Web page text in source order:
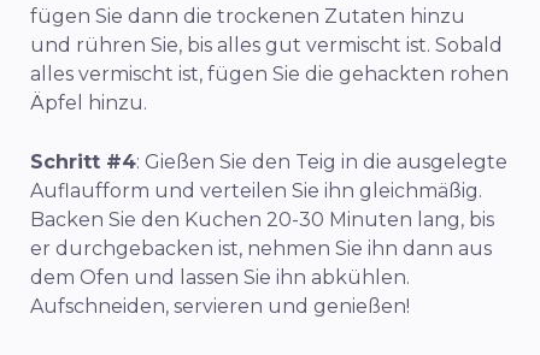
fügen Sie dann die trockenen Zutaten hinzu
und rühren Sie, bis alles gut vermischt ist. Sobald
alles vermischt ist, fügen Sie die gehackten rohen
Äpfel hinzu.
Schritt #4: Gießen Sie den Teig in die ausgelegte
Auflaufform und verteilen Sie ihn gleichmäßig.
Backen Sie den Kuchen 20-30 Minuten lang, bis
er durchgebacken ist, nehmen Sie ihn dann aus
dem Ofen und lassen Sie ihn abkühlen.
Aufschneiden, servieren und genießen!